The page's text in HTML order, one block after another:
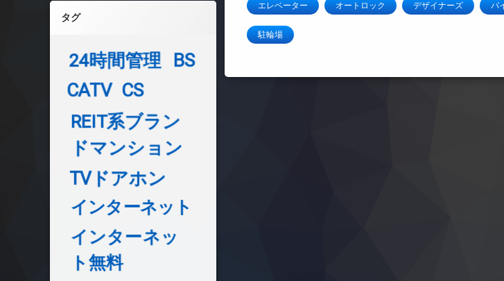
エレベーター オートロック デザイナーズ バ
駐輪場
タグ
24時間管理
BS
CATV CS
REIT系ブラン
ドマンション
TVドアホン
インターネット
インターネッ
ト無料